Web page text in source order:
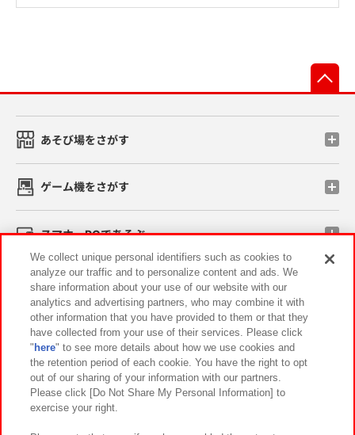
あそび場をさがす
ゲーム機をさがす
スマホ・PCであそぶ
イベント・キャンペーン
関連会社 サステナビリティ サイトポリシー
プライバシーポリシー ウェブアクセシビリティ方針と検証結果
お取引先さまとともに
We collect unique personal identifiers such as cookies to
analyze our traffic and to personalize content and ads. We
share information about your use of our website with our
analytics and advertising partners, who may combine it with
other information that you have provided to them or that they
have collected from your use of their services. Please click
" here" to see more details about how we use cookies and
the retention period of each cookie. You have the right to opt
out of our sharing of your information with our partners.
Please click [Do Not Share My Personal Information] to
exercise your right.